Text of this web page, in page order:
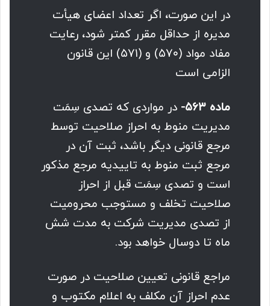
در این صورت، اگر تعداد اعضای هیأت
مدیره از حداقل مقرر کمتر شود، رعایت
مفاد مواد (۵۷۰) و (۵۷۱) این قانون
الزامی است
ماده ۵۶۳-
در مواردی که تصدی سِمَت
مدیریت منوط به احراز صلاحیت توسط
مرجع قانونی دیگر باشد، ثبت آن در
مرجع ثبت منوط به تاییدیه مرجع مذکور
است و تصدی سِمَت قبل از احراز
صلاحیت تخلف و مستوجب محرومیت
از تصدی مدیریت شرکت به مدت شش
ماه تا دوسال خواهد بود.
مراجع قانونی تعیین صلاحیت در صورت
عدم احراز آن مکلف به اعلام مکتوب و